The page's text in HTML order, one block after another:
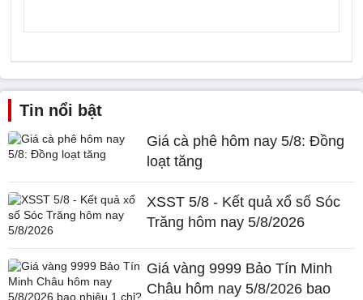
Tin nổi bật
Giá cà phê hôm nay 5/8: Đồng
loạt tăng
XSST 5/8 - Kết quả xổ số Sóc
Trăng hôm nay 5/8/2026
Giá vàng 9999 Bảo Tín Minh
Châu hôm nay 5/8/2026 bao